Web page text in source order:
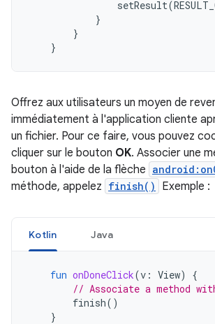
setResult(
}
}
}
Offrez aux utilisateurs un moyen de
immédiatement à l'application cliente
un fichier. Pour ce faire, vous pouvez
cliquer sur le bouton OK. Associer une
bouton à l'aide de la flèche
méthode, appelez finish() Exemple :
Kotlin Java
fun onDoneClick(v : View)
{
// Associate a method
finish()
}